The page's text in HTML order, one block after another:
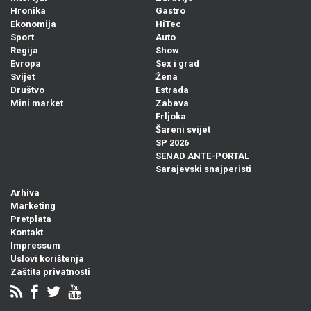
Hronika
Ekonomija
Sport
Regija
Evropa
Svijet
Društvo
Mini market
Gastro
HiTec
Auto
Show
Sex i grad
Žena
Estrada
Zabava
Frljoka
Šareni svijet
SP 2026
SENAD ANTE-PORTAL
Sarajevski snajperisti
Arhiva
Marketing
Pretplata
Kontakt
Impressum
Uslovi korištenja
Zaštita privatnosti